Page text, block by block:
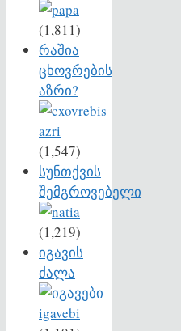
(1,811)
რაშია
ცხოვრების
აზრი?
(1,547)
სუნთქვის
შემგროვებელი
(1,219)
იგავის
ძალა